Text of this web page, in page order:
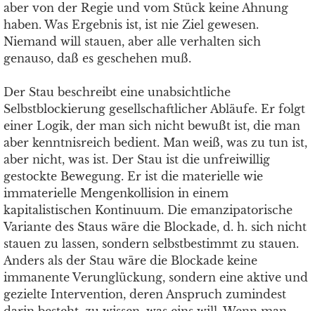
aber von der Regie und vom Stück keine Ahnung
haben. Was Ergebnis ist, ist nie Ziel gewesen.
Niemand will stauen, aber alle verhalten sich
genauso, daß es geschehen muß.
Der Stau beschreibt eine unabsichtliche
Selbstblockierung gesellschaftlicher Abläufe. Er folgt
einer Logik, der man sich nicht bewußt ist, die man
aber kenntnisreich bedient. Man weiß, was zu tun ist,
aber nicht, was ist. Der Stau ist die unfreiwillig
gestockte Bewegung. Er ist die materielle wie
immaterielle Mengenkollision in einem
kapitalistischen Kontinuum. Die emanzipatorische
Variante des Staus wäre die Blockade, d. h. sich nicht
stauen zu lassen, sondern selbstbestimmt zu stauen.
Anders als der Stau wäre die Blockade keine
immanente Verunglückung, sondern eine aktive und
gezielte Intervention, deren Anspruch zumindest